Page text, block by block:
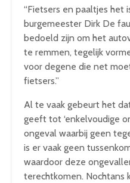
“Fietsers en paaltjes het
burgemeester Dirk De
bedoeld zijn om het
te remmen, tegelijk
voor degene die net
fietsers.”
Al te vaak gebeurt het
geeft tot ‘enkelvoudige
ongeval waarbij geen
is er vaak geen
waardoor deze
terechtkomen. Nochtans